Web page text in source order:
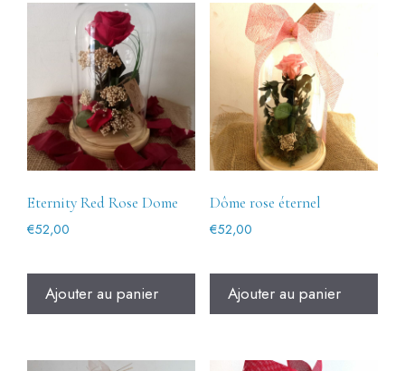
Eternity Red Rose Dome
€52,00
Ajouter au panier
Dôme rose éternel
€52,00
Ajouter au panier